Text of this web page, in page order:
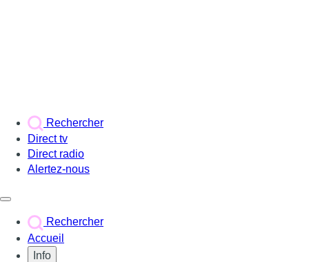
Rechercher
Direct tv
Direct radio
Alertez-nous
Rechercher
Accueil
Info